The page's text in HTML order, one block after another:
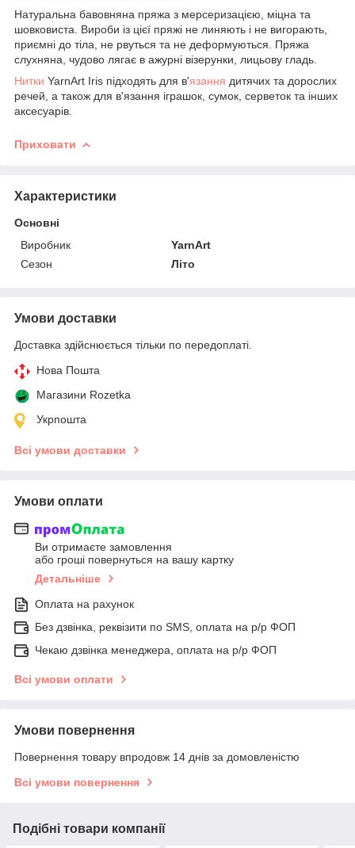
Натуральна бавовняна пряжа з мерсеризацією, міцна та
шовковиста. Вироби із цієї пряжі не линяють і не вигорають,
приємні до тіла, не рвуться та не деформуються. Пряжа
слухняна, чудово лягає в ажурні візерунки, лицьову гладь.
Нитки YarnArt Iris підходять для в'язання дитячих та дорослих
речей, а також для в'язання іграшок, сумок, серветок та інших
аксесуарів.
Приховати
Характеристики
Основні
Виробник
YarnArt
Сезон
Літо
Умови доставки
Доставка здійснюється тільки по передоплаті.
Нова Пошта
Магазини Rozetka
Укрпошта
Всі умови доставки
Умови оплати
Ви отримаєте замовлення
або гроші повернуться на вашу картку
Детальніше
Оплата на рахунок
Без дзвінка, реквізити по SMS, оплата на р/р ФОП
Чекаю дзвінка менеджера, оплата на р/р ФОП
Всі умови оплати
Умови повернення
Повернення товару впродовж 14 днів за домовленістю
Всі умови повернення
Подібні товари компанії